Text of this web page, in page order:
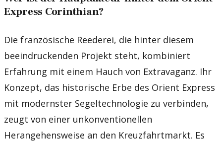
Express Corinthian?
Die französische Reederei, die hinter diesem
beeindruckenden Projekt steht, kombiniert
Erfahrung mit einem Hauch von Extravaganz. Ihr
Konzept, das historische Erbe des Orient Express
mit modernster Segeltechnologie zu verbinden,
zeugt von einer unkonventionellen
Herangehensweise an den Kreuzfahrtmarkt. Es